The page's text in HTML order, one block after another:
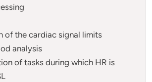
of the cardiac signal limits
analysis
of tasks during which HR is